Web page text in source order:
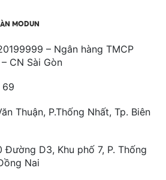
MODUN
– Ngân hàng TMCP
CN Sài Gòn
69
Thuận, P.Thống Nhất, Tp. Biên
Đường D3, Khu phố 7, P. Thống
Nai